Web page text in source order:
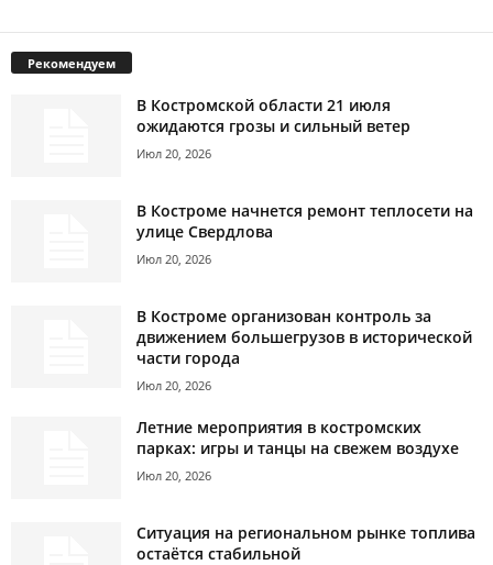
Рекомендуем
В Костромской области 21 июля
ожидаются грозы и сильный ветер
Июл 20, 2026
В Костроме начнется ремонт теплосети на
улице Свердлова
Июл 20, 2026
В Костроме организован контроль за
движением большегрузов в исторической
части города
Июл 20, 2026
Летние мероприятия в костромских
парках: игры и танцы на свежем воздухе
Июл 20, 2026
Ситуация на региональном рынке топлива
остаётся стабильной